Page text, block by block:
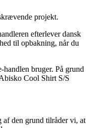
projekt.
efterlever dansk
til opbakning, når du
bruger. På grund
Cool Shirt S/S
den grund tilråder vi, at